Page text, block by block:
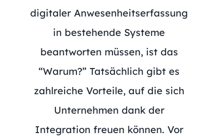
digitaler Anwesenheitserfassung
in bestehende Systeme
beantworten müssen, ist das
“Warum?” Tatsächlich gibt es
zahlreiche Vorteile, auf die sich
Unternehmen dank der
Integration freuen können. Vor